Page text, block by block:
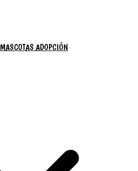
MASCOTAS ADOPCIÓN